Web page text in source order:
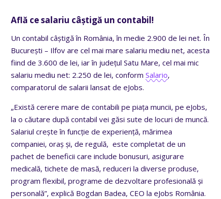
Află ce salariu câștigă un contabil!
Un contabil câștigă în România, în medie 2.900 de lei net. În
București – Ilfov are cel mai mare salariu mediu net, acesta
fiind de 3.600 de lei, iar în județul Satu Mare, cel mai mic
salariu mediu net: 2.250 de lei, conformSalario,
comparatorul de salarii lansat de eJobs.
„Există cerere mare de contabili pe piața muncii, pe eJobs,
la o căutare după contabil vei găsi sute de locuri de muncă.
Salariul crește în funcție de experiență, mărimea
companiei, oraș și, de regulă, este completat de un
pachet de beneficii care include bonusuri, asigurare
medicală, tichete de masă, reduceri la diverse produse,
program flexibil, programe de dezvoltare profesională și
personală”, explică Bogdan Badea, CEO la eJobs România.